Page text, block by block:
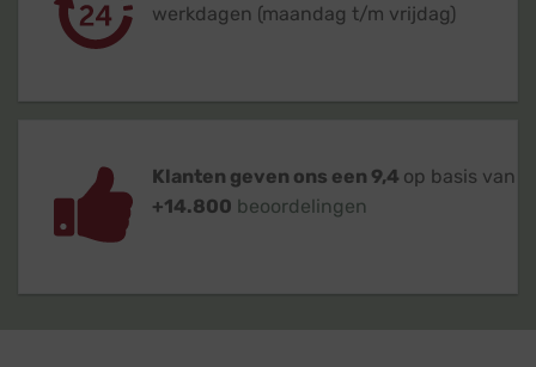
werkdagen (maandag t/m vrijdag)
Klanten geven ons een 9,4 op basis van
+14.800 beoordelingen